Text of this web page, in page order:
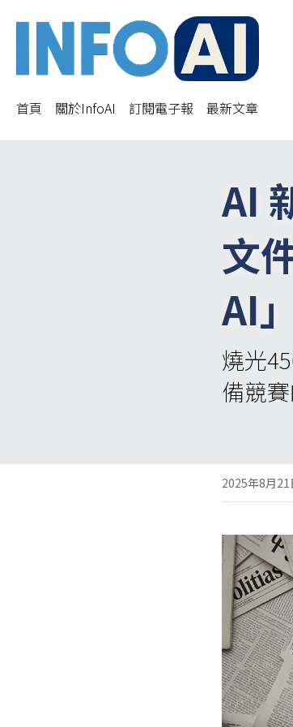
首頁 關於InfoAI 訂閱電子報 最新文章
AI
文
AI
燒光
備競
2025年8月21